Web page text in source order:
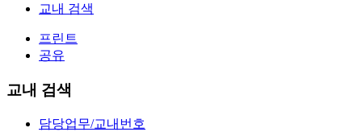
교내 검색
프린트
공유
교내 검색
담당업무/교내번호